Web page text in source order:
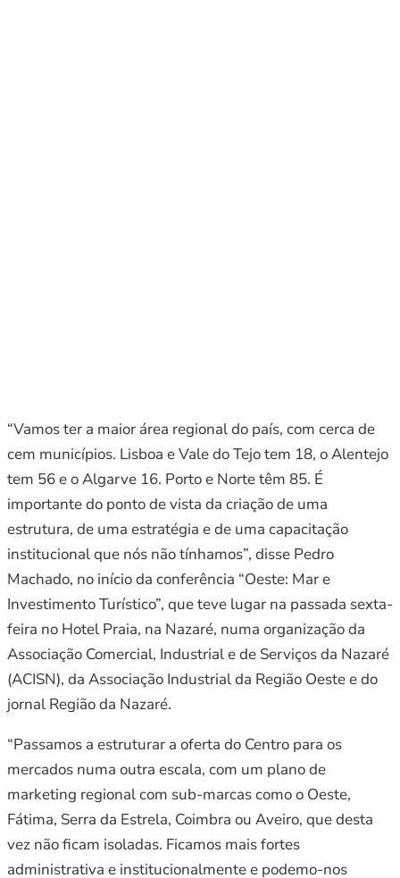
“Vamos ter a maior área regional do país, com cerca de
cem municípios. Lisboa e Vale do Tejo tem 18, o Alentejo
tem 56 e o Algarve 16. Porto e Norte têm 85. É
importante do ponto de vista da criação de uma
estrutura, de uma estratégia e de uma capacitação
institucional que nós não tínhamos”, disse Pedro
Machado, no início da conferência “Oeste: Mar e
Investimento Turístico”, que teve lugar na passada sexta-
feira no Hotel Praia, na Nazaré, numa organização da
Associação Comercial, Industrial e de Serviços da Nazaré
(ACISN), da Associação Industrial da Região Oeste e do
jornal Região da Nazaré.
“Passamos a estruturar a oferta do Centro para os
mercados numa outra escala, com um plano de
marketing regional com sub-marcas como o Oeste,
Fátima, Serra da Estrela, Coimbra ou Aveiro, que desta
vez não ficam isoladas. Ficamos mais fortes
administrativa e institucionalmente e podemo-nos